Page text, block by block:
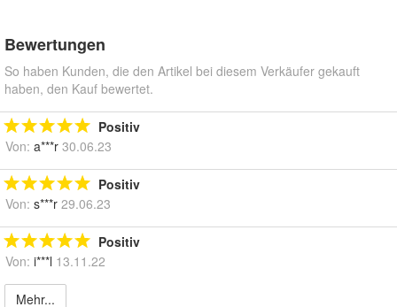
Bewertungen
So haben Kunden, die den Artikel bei diesem Verkäufer gekauft
haben, den Kauf bewertet.
Positiv
Von: a***r 30.06.23
Positiv
Von: s***r 29.06.23
Positiv
Von: i***l 13.11.22
Mehr...